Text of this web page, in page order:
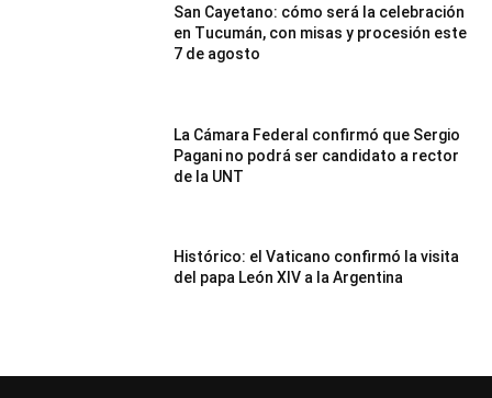
San Cayetano: cómo será la celebración
en Tucumán, con misas y procesión este
7 de agosto
La Cámara Federal confirmó que Sergio
Pagani no podrá ser candidato a rector
de la UNT
Histórico: el Vaticano confirmó la visita
del papa León XIV a la Argentina